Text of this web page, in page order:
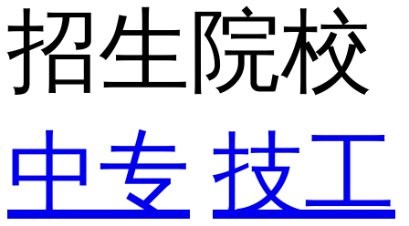
招生院校
中专 技工